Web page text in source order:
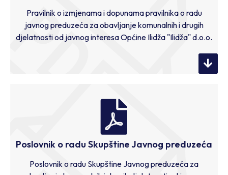
Pravilnik o izmjenama i dopunama pravilnika o radu
javnog preduzeća za obavljanje komunalnih i drugih
djelatnosti od javnog interesa Općine Ilidža "Ilidža" d.o.o.
Poslovnik o radu Skupštine Javnog preduzeća
Poslovnik o radu Skupštine Javnog preduzeća za